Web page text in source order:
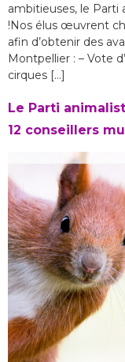
ambitieuses, le Parti
!Nos élus œuvrent
afin d’obtenir des
Montpellier : – Vote
cirques […]
Le Parti
12 conseillers